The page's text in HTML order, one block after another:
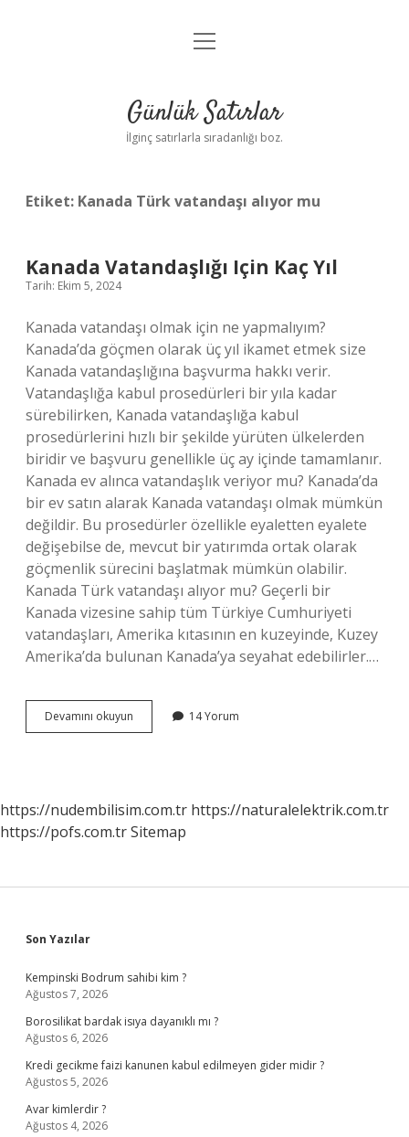
Anasayfa
Yasal Uyarı
menüyü
Günlük Satırlar
İlginç satırlarla sıradanlığı boz.
Etiket: Kanada Türk vatandaşı alıyor mu
Kanada Vatandaşlığı Için Kaç Yıl
Tarih: Ekim 5, 2024
Kanada vatandaşı olmak için ne yapmalıyım?
Kanada’da göçmen olarak üç yıl ikamet etmek size
Kanada vatandaşlığına başvurma hakkı verir.
Vatandaşlığa kabul prosedürleri bir yıla kadar
sürebilirken, Kanada vatandaşlığa kabul
prosedürlerini hızlı bir şekilde yürüten ülkelerden
biridir ve başvuru genellikle üç ay içinde tamamlanır.
Kanada ev alınca vatandaşlık veriyor mu? Kanada’da
bir ev satın alarak Kanada vatandaşı olmak mümkün
değildir. Bu prosedürler özellikle eyaletten eyalete
değişebilse de, mevcut bir yatırımda ortak olarak
göçmenlik sürecini başlatmak mümkün olabilir.
Kanada Türk vatandaşı alıyor mu? Geçerli bir
Kanada vizesine sahip tüm Türkiye Cumhuriyeti
vatandaşları, Amerika kıtasının en kuzeyinde, Kuzey
Amerika’da bulunan Kanada’ya seyahat edebilirler.…
Devamını okuyun
Vatandaşlığı
14 Yorum
https://nudembilisim.com.tr https://naturalelektrik.com.tr
https://pofs.com.trSitemap
Sidebar
Son Yazılar
Kempinski Bodrum sahibi kim ?
Ağustos 7, 2026
Borosilikat bardak isıya dayanıklı mı ?
Ağustos 6, 2026
Kredi gecikme faizi kanunen kabul edilmeyen gider midir ?
Ağustos 5, 2026
Avar kimlerdir ?
Ağustos 4, 2026